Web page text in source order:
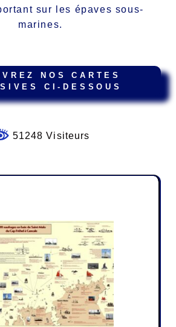
sur les épaves sous-
marines.
NOS CARTES
CI-DESSOUS
51248 Visiteurs